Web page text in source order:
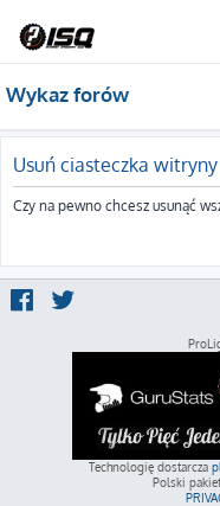
Wykaz forów
Usuń ciasteczka witryny
Czy na pewno chcesz usunąć
Technologię dostarcza
Polski